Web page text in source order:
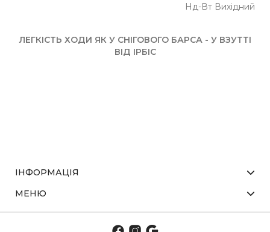
Нд-Вт Вихідний
ЛЕГКІСТЬ ХОДИ ЯК У СНІГОВОГО БАРСА - У ВЗУТТІ
ВІД ІРБІС
ІНФОРМАЦІЯ
МЕНЮ